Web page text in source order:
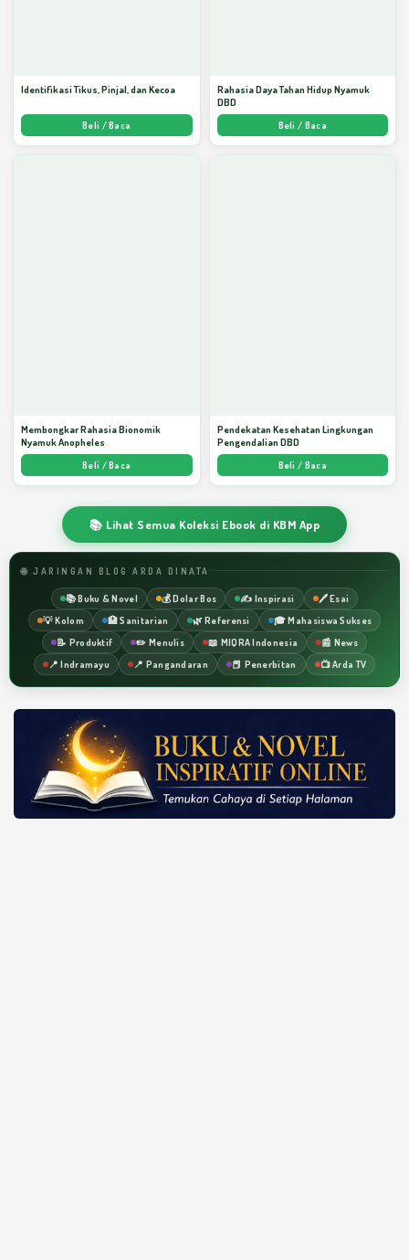
Identifikasi Tikus, Pinjal, dan Kecoa
Beli / Baca
Rahasia Daya Tahan Hidup Nyamuk
DBD
Beli / Baca
Membongkar Rahasia Bionomik
Nyamuk Anopheles
Beli / Baca
Pendekatan Kesehatan Lingkungan
Pengendalian DBD
Beli / Baca
📚 Lihat Semua Koleksi Ebook di KBM App
🌐 JARINGAN BLOG ARDA DINATA
📚 Buku & Novel 💰 Dolar Bos ✍️ Inspirasi
🖊️ Esai
💡 Kolom
🏥 Sanitarian 🌿 Referensi
🎓 Mahasiswa Sukses
📝 Produktif
✏️ Menulis 📖 MIQRA Indonesia
📰 News
📍 Indramayu
📍 Pangandaran 📕 Penerbitan 📺 Arda TV